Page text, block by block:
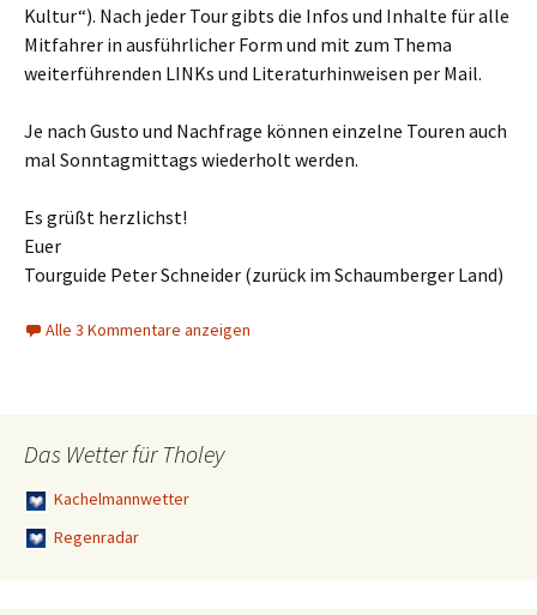
Kultur“). Nach jeder Tour gibts die Infos und Inhalte für alle
Mitfahrer in ausführlicher Form und mit zum Thema
weiterführenden LINKs und Literaturhinweisen per Mail.
Je nach Gusto und Nachfrage können einzelne Touren auch
mal Sonntagmittags wiederholt werden.
Es grüßt herzlichst!
Euer
Tourguide Peter Schneider (zurück im Schaumberger Land)
Alle 3 Kommentare anzeigen
Das Wetter für Tholey
Kachelmannwetter
Regenradar